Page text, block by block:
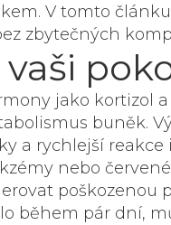
V tomto
zbytečných
jako kortizol
buněk.
a rychlejší
nebo
poškozenou
během pár dní,